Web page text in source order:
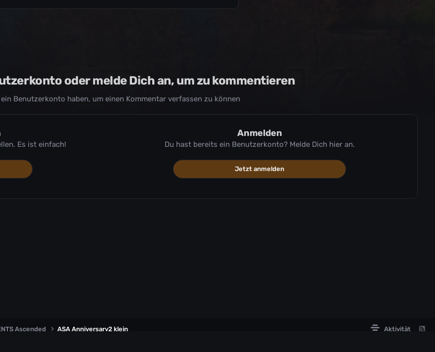
oder melde Dich an, um zu kommentieren
Benutzerkonto haben, um einen Kommentar verfassen zu können
Es ist einfach!
Anmelden
Du hast bereits ein Benutzerkonto? Melde Dich hier an.
Jetzt anmelden
Aktivität
Ascended ASA Anniversary2 klein